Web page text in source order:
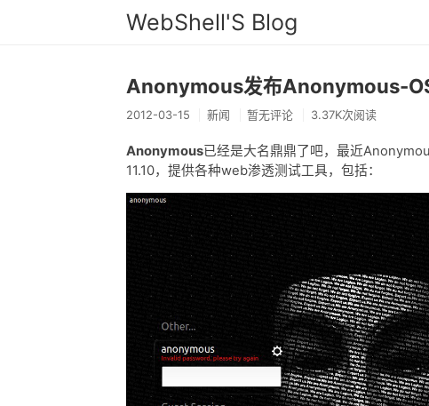
WebShell'S Blog
Anonymous发布Anonymous-
2012-03-15 新闻 暂无评论 3.37K次阅读
Anonymous已经是大名鼎鼎了吧，最近
11.10，提供各种web渗透测试工具，包括：